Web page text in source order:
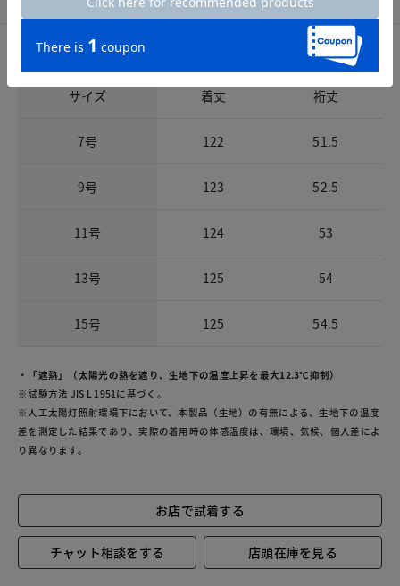
サイズ詳細
サイズ 着丈 裄丈
7号 122 51.5
9号 123 52.5
11号 124 53
13号 125 54
15号 125 54.5
・「遮熱」（太陽光の熱を遮り、生地下の温度上昇を最大12.3℃抑制）
※試験方法 JIS L 1951に基づく。
※人工太陽灯照射環境下において、本製品（生地）の有無による、生地下の温度
差を測定した結果であり、実際の着用時の体感温度は、環境、気候、個人差によ
り異なります。
お店で試着する
チャット相談をする 店頭在庫を見る